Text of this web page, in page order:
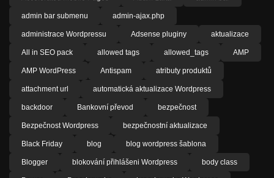
admin bar submenu admin-ajax.php
administrace Wordpressu Adsense pluginy aktualizace
All in SEO pack allowed tags allowed_tags AMP
AMP WordPress Antispam atributy produktů
attachment url automatická aktualizace Wordpress
backdoor Bankovní převod bezpečnost
Bezpečnost Wordpress bezpečnostní aktualizace
Black Friday blog blog wordpress šablona
Blogger blokování přihlášeni Wordpress body class